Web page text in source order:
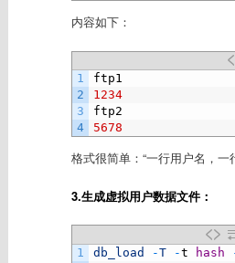
内容如下：
1
2
3
4
ftp1
1234
ftp2
5678
格式很简单：“一行用户名，一
3.生成虚拟用户数据文件：
1
db_load -T -t hash